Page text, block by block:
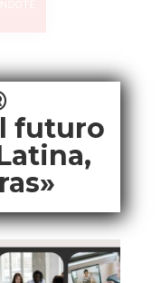
futuro